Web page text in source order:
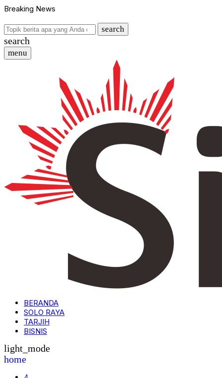
Breaking News
search
search
menu
BERANDA
SOLO RAYA
TARJIH
BISNIS
light_mode
home